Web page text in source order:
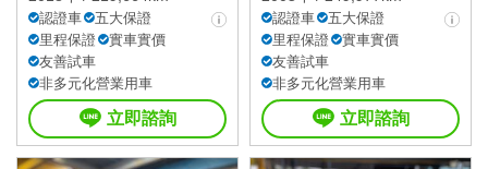
認證車
五大保證
里程保證
實車實價
友善試車
非多元化營業用車
立即諮詢
認證車
五大保證
里程保證
實車實價
友善試車
非多元化營業用車
立即諮詢